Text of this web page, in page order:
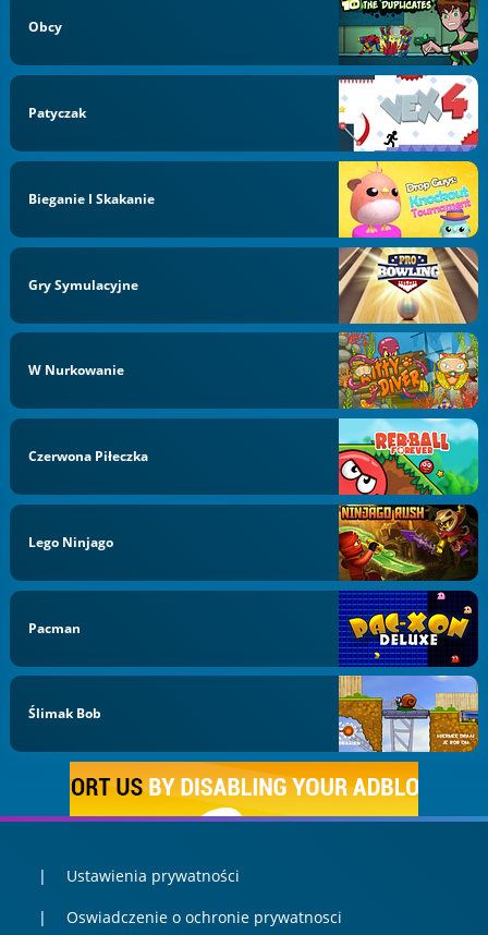
Obcy
Patyczak
Bieganie I Skakanie
Gry Symulacyjne
W Nurkowanie
Czerwona Piłeczka
Lego Ninjago
Pacman
Ślimak Bob
Ustawienia prywatności
Oswiadczenie o ochronie prywatnosci